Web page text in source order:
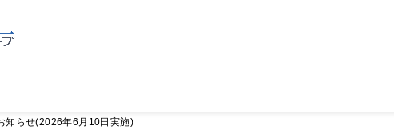
知らせ(2026年6月10日実施)